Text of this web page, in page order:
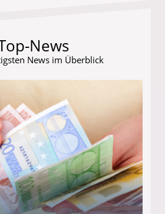
News
News im Überblick